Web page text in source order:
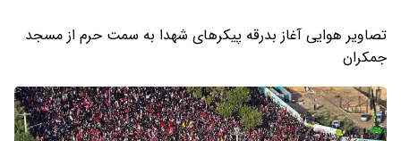
تصاویر هوایی آغاز بدرقه پیکرهای شهدا به سمت حرم از مسجد
جمکران